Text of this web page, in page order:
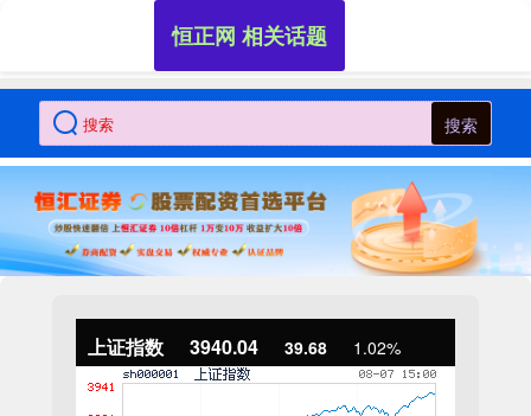
搜索
上证指数 3940.04 39.68 1.02%
恒正网 相关话题